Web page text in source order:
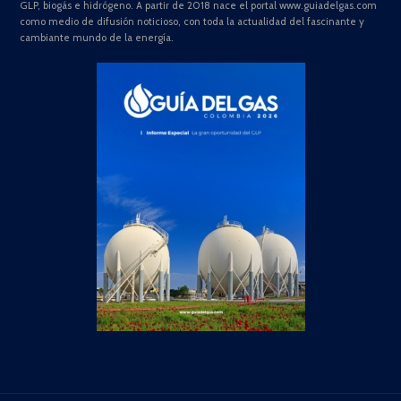
GLP, biogás e hidrógeno. A partir de 2018 nace el portal www.guiadelgas.com
como medio de difusión noticioso, con toda la actualidad del fascinante y
cambiante mundo de la energía.